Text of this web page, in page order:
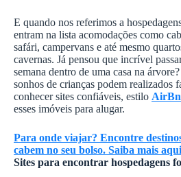
E quando nos referimos a
entram na lista acomodações como
safári, campervans e até mesmo
cavernas. Já pensou que incrível
semana dentro de uma casa na
sonhos de crianças podem realizados
conhecer sites confiáveis, estilo
esses imóveis para alugar.
Para onde viajar? Encontre
cabem no seu bolso. Saiba mais
Sites para encontrar hospedagens